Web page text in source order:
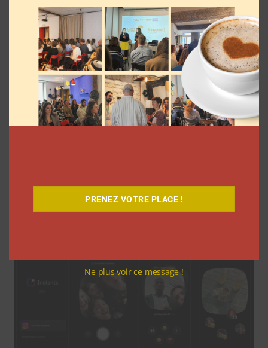
Clara Phelippeaux 10 juin 2026
PRENEZ VOTRE PLACE !
Ne plus voir ce message !